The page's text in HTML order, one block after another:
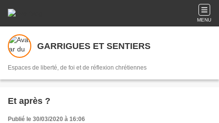
MENU
GARRIGUES ET SENTIERS
Espaces de liberté, de foi et de réflexion chrétiennes
Et après ?
Publié le 30/03/2020 à 16:06